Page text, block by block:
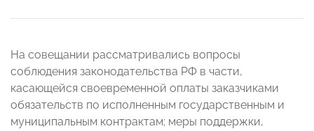
На совещании рассматривались вопросы
соблюдения законодательства РФ в части,
касающейся своевременной оплаты заказчиками
обязательств по исполненным государственным и
муниципальным контрактам; меры поддержки,